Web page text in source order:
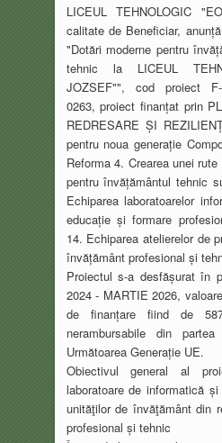
LICEUL TEHNOLOGIC
calitate de Beneficiar,
"Dotări moderne pentru
tehnic la LICEUL
JOZSEF"", cod proiect F-
0263, proiect finanțat prin
REDRESARE ȘI
pentru noua generație
Reforma 4. Crearea unei
pentru învățământul tehnic
Echiparea laboratoarelor
educație și formare
14. Echiparea atelierelor de
învățământ profesional și
Proiectul s-a desfășurat în
2024 - MARTIE 2026,
de finanțare fiind de
nerambursabile din
Următoarea Generație UE.
Obiectivul general al
laboratoare de informatică
unităţilor de învăţământ din
profesional și tehnic